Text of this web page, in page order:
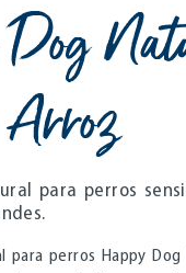
para perros
para perros Happy Dog